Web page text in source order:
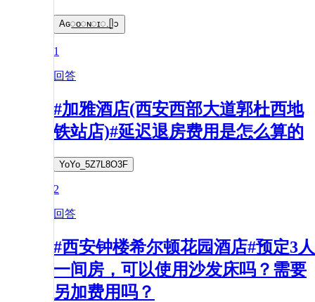
Aɢ꯭ᴏ꯭ɴ꯭ɪ꯭.ᥫᩣ
1
回答
#加雅酒店(西安西部大道郭杜西地
铁站店)#延迟退房费用是怎么算的
YoYo_5Z7L8O3F
2
回答
#西安钟楼希尔顿花园酒店#预定3人
一间房，可以使用沙发床吗？需要
另加费用吗？